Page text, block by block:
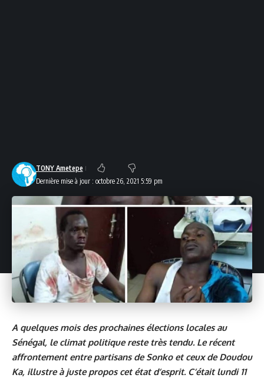
Dernière mise à jour : octobre 26, 2021 5:59 pm
TONY Ametepe
A quelques mois des prochaines élections locales au
Sénégal, le climat politique reste très tendu. Le récent
affrontement entre partisans de Sonko et ceux de Doudou
Ka, illustre à juste propos cet état d’esprit. C’était lundi 11